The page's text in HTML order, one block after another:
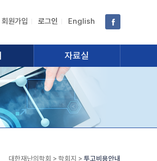
회원가입 로그인 English
자료실
대한재난의학회 > 학회지 > 투고비용안내